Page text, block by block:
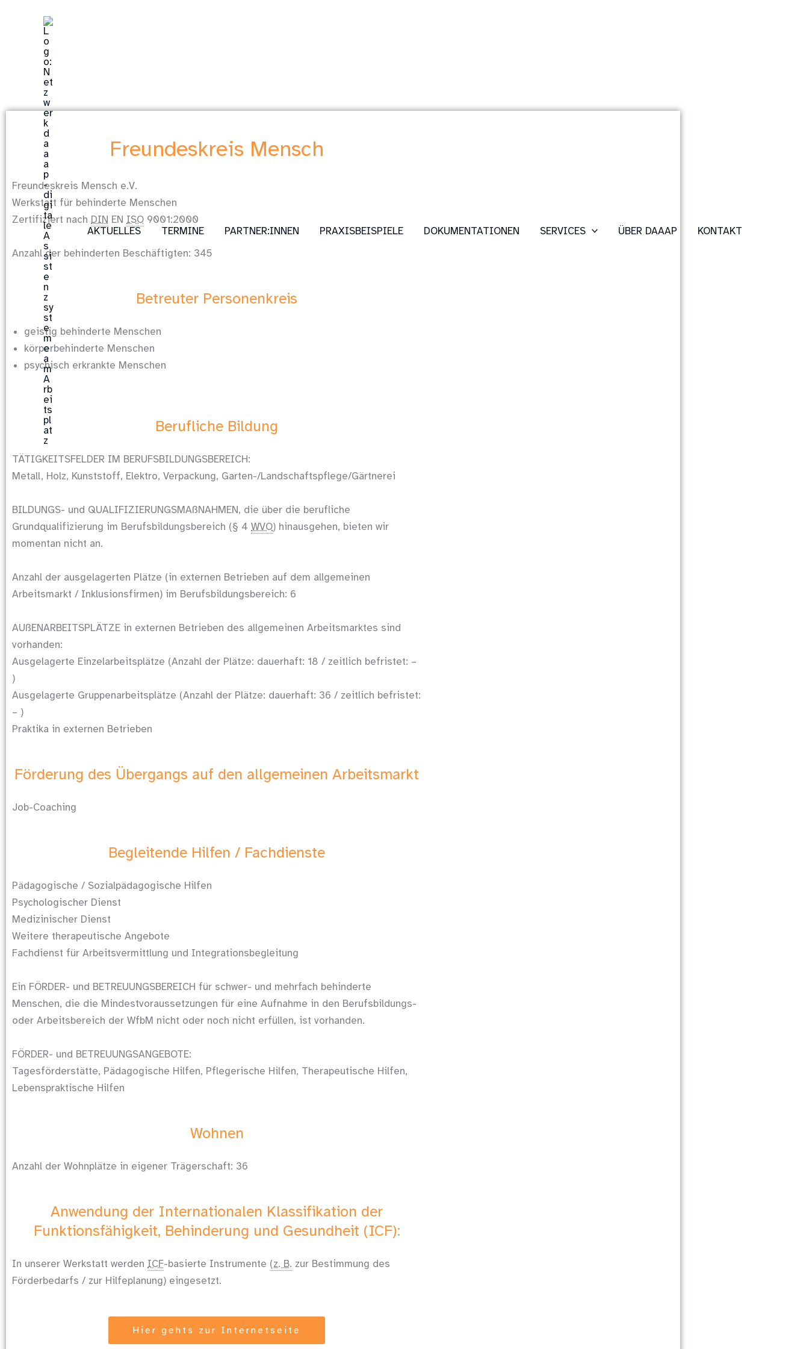
AKTUELLES TERMINE PARTNER:INNEN PRAXISBEISPIELE DOKUMENTATIONEN SERVICES ÜBER DAAAP KONTAKT
Freundeskreis Mensch
Freundeskreis Mensch e.V.
Werkstatt für behinderte Menschen
Zertifiziert nach DIN EN ISO 9001:2000
Anzahl der behinderten Beschäftigten: 345
Betreuter Personenkreis
geistig behinderte Menschen
körperbehinderte Menschen
psychisch erkrankte Menschen
Berufliche Bildung
TÄTIGKEITSFELDER IM BERUFSBILDUNGSBEREICH:
Metall, Holz, Kunststoff, Elektro, Verpackung, Garten-/Landschaftspflege/Gärtnerei
BILDUNGS- und QUALIFIZIERUNGSMAßNAHMEN, die über die berufliche
Grundqualifizierung im Berufsbildungsbereich (§ 4 WVO) hinausgehen, bieten wir
momentan nicht an.
Anzahl der ausgelagerten Plätze (in externen Betrieben auf dem allgemeinen
Arbeitsmarkt / Inklusionsfirmen) im Berufsbildungsbereich: 6
AUßENARBEITSPLÄTZE in externen Betrieben des allgemeinen Arbeitsmarktes sind
vorhanden:
Ausgelagerte Einzelarbeitsplätze (Anzahl der Plätze: dauerhaft: 18 / zeitlich befristet: –
)
Ausgelagerte Gruppenarbeitsplätze (Anzahl der Plätze: dauerhaft: 36 / zeitlich befristet:
– )
Praktika in externen Betrieben
Förderung des Übergangs auf den allgemeinen Arbeitsmarkt
Job-Coaching
Begleitende Hilfen / Fachdienste
Pädagogische / Sozialpädagogische Hilfen
Psychologischer Dienst
Medizinischer Dienst
Weitere therapeutische Angebote
Fachdienst für Arbeitsvermittlung und Integrationsbegleitung
Ein FÖRDER- und BETREUUNGSBEREICH für schwer- und mehrfach behinderte
Menschen, die die Mindestvoraussetzungen für eine Aufnahme in den Berufsbildungs-
oder Arbeitsbereich der WfbM nicht oder noch nicht erfüllen, ist vorhanden.
FÖRDER- und BETREUUNGSANGEBOTE:
Tagesförderstätte, Pädagogische Hilfen, Pflegerische Hilfen, Therapeutische Hilfen,
Lebenspraktische Hilfen
Wohnen
Anzahl der Wohnplätze in eigener Trägerschaft: 36
Anwendung der Internationalen Klassifikation der
Funktionsfähigkeit, Behinderung und Gesundheit (ICF):
In unserer Werkstatt werden ICF-basierte Instrumente (z. B. zur Bestimmung des
Förderbedarfs / zur Hilfeplanung) eingesetzt.
Hier gehts zur Internetseite